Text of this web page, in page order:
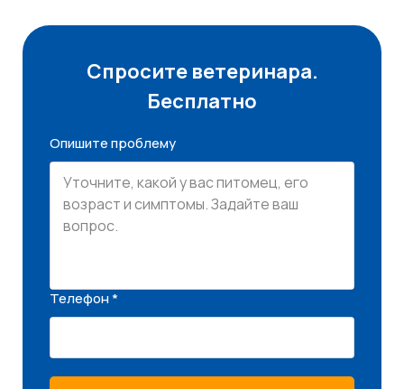
Спросите ветеринара.
Бесплатно
Опишите проблему
Телефон *